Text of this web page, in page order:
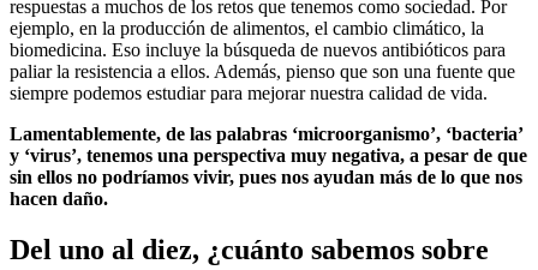
respuestas a muchos de los retos que tenemos como sociedad. Por
ejemplo, en la producción de alimentos, el cambio climático, la
biomedicina. Eso incluye la búsqueda de nuevos antibióticos para
paliar la resistencia a ellos. Además, pienso que son una fuente que
siempre podemos estudiar para mejorar nuestra calidad de vida.
Lamentablemente, de las palabras ‘microorganismo’, ‘bacteria’
y ‘virus’, tenemos una perspectiva muy negativa, a pesar de que
sin ellos no podríamos vivir, pues nos ayudan más de lo que nos
hacen daño.
Del uno al diez, ¿cuánto sabemos sobre